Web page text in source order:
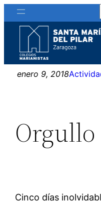
Saltar
al
contenido
enero 9, 2018
Cinco días